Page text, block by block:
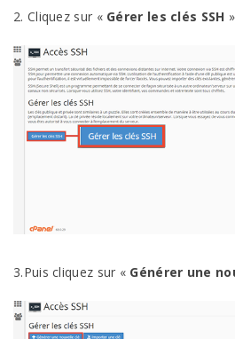
2. Cliquez sur « Gérer les clés SSH
3.Puis cliquez sur « Générer une